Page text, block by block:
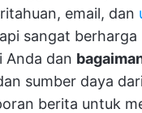
email, dan
sangat
Anda dan
sumber daya
berita untuk